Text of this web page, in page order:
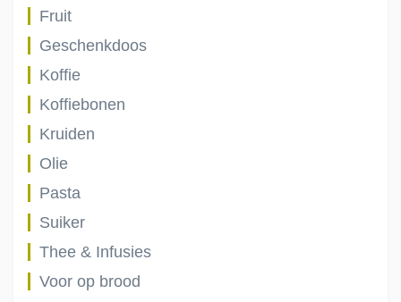
Fruit
Geschenkdoos
Koffie
Koffiebonen
Kruiden
Olie
Pasta
Suiker
Thee & Infusies
Voor op brood